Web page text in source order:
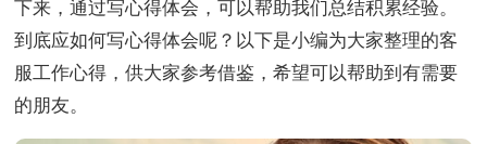
下来，通过写心得体会，可以帮助我们总结积累经验。
到底应如何写心得体会呢？以下是小编为大家整理的客
服工作心得，供大家参考借鉴，希望可以帮助到有需要
的朋友。